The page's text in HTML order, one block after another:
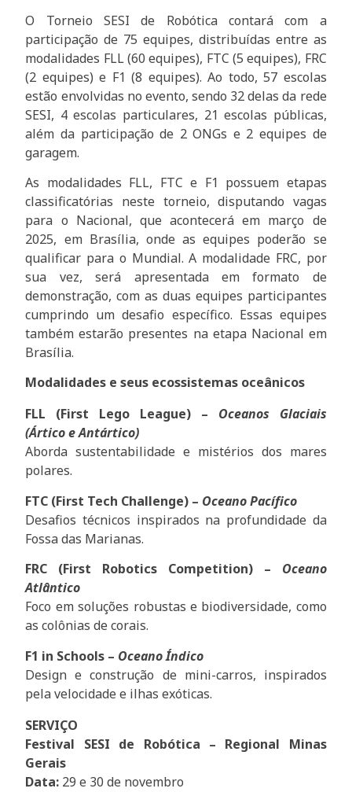
O Torneio SESI de Robótica contará com a
participação de 75 equipes, distribuídas entre as
modalidades FLL (60 equipes), FTC (5 equipes), FRC
(2 equipes) e F1 (8 equipes). Ao todo, 57 escolas
estão envolvidas no evento, sendo 32 delas da rede
SESI, 4 escolas particulares, 21 escolas públicas,
além da participação de 2 ONGs e 2 equipes de
garagem.
As modalidades FLL, FTC e F1 possuem etapas
classificatórias neste torneio, disputando vagas
para o Nacional, que acontecerá em março de
2025, em Brasília, onde as equipes poderão se
qualificar para o Mundial. A modalidade FRC, por
sua vez, será apresentada em formato de
demonstração, com as duas equipes participantes
cumprindo um desafio específico. Essas equipes
também estarão presentes na etapa Nacional em
Brasília.
Modalidades e seus ecossistemas oceânicos
FLL (First Lego League) – Oceanos Glaciais
(Ártico e Antártico)
Aborda sustentabilidade e mistérios dos mares
polares.
FTC (First Tech Challenge) – Oceano Pacífico
Desafios técnicos inspirados na profundidade da
Fossa das Marianas.
FRC (First Robotics Competition) – Oceano
Atlântico
Foco em soluções robustas e biodiversidade, como
as colônias de corais.
F1 in Schools – Oceano Índico
Design e construção de mini-carros, inspirados
pela velocidade e ilhas exóticas.
SERVIÇO
Festival SESI de Robótica – Regional Minas
Gerais
Data: 29 e 30 de novembro